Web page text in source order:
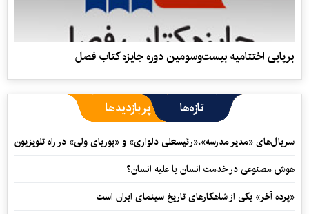
برپایی اختتامیه بیست‌وسومین دوره جایزه کتاب فصل
تازه‌ها پربازدیدها
سریال‌های «مدیر مدرسه»،«رئیسعلی دلواری» و «پوریای ولی» در راه تلویزیون
هوش مصنوعی در خدمت انسان یا علیه انسان؟
«پرده آخر» یکی از شاهکارهای تاریخ سینمای ایران است